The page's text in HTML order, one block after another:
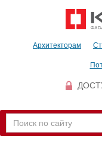
Архитекторам